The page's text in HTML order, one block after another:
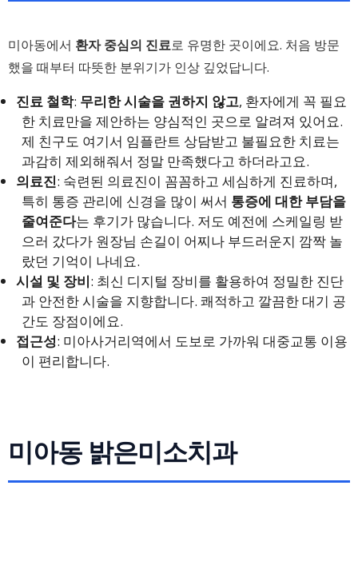
미아동에서 환자 중심의 진료로 유명한 곳이에요. 처음 방문
했을 때부터 따뜻한 분위기가 인상 깊었답니다.
진료 철학: 무리한 시술을 권하지 않고, 환자에게 꼭 필요
한 치료만을 제안하는 양심적인 곳으로 알려져 있어요.
제 친구도 여기서 임플란트 상담받고 불필요한 치료는
과감히 제외해줘서 정말 만족했다고 하더라고요.
의료진: 숙련된 의료진이 꼼꼼하고 세심하게 진료하며,
특히 통증 관리에 신경을 많이 써서 통증에 대한 부담을
줄여준다는 후기가 많습니다. 저도 예전에 스케일링 받
으러 갔다가 원장님 손길이 어찌나 부드러운지 깜짝 놀
랐던 기억이 나네요.
시설 및 장비: 최신 디지털 장비를 활용하여 정밀한 진단
과 안전한 시술을 지향합니다. 쾌적하고 깔끔한 대기 공
간도 장점이에요.
접근성: 미아사거리역에서 도보로 가까워 대중교통 이용
이 편리합니다.
미아동 밝은미소치과